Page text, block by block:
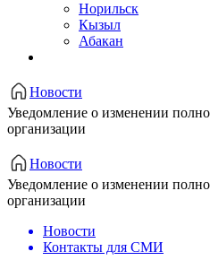
Норильск
Кызыл
Абакан
Новости
Уведомление о изменении
организации
Новости
Уведомление о изменении
организации
Новости
Контакты для СМИ